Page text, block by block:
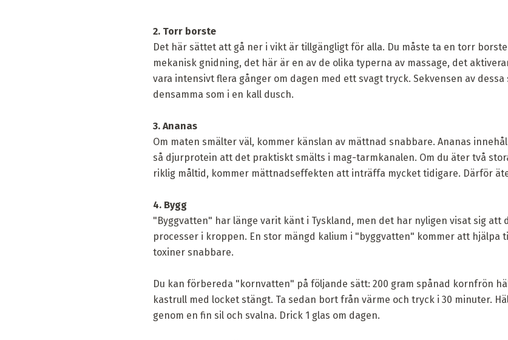
2. Torr borste
Det här sättet att gå ner i vikt är tillgängligt för alla. Du måste ta en torr
mekanisk gnidning, det här är en av de olika typerna av massage, det
vara intensivt flera gånger om dagen med ett svagt tryck. Sekvensen av
densamma som i en kall dusch.
3. Ananas
Om maten smälter väl, kommer känslan av mättnad snabbare. Ananas
så djurprotein att det praktiskt smälts i mag-tarmkanalen. Om du äter två
riklig måltid, kommer mättnadseffekten att inträffa mycket tidigare. Därför
4. Bygg
"Byggvatten" har länge varit känt i Tyskland, men det har nyligen visat sig att
processer i kroppen. En stor mängd kalium i "byggvatten" kommer att hjälpa
toxiner snabbare.
Du kan förbereda "kornvatten" på följande sätt: 200 gram spånad kornfrön
kastrull med locket stängt. Ta sedan bort från värme och tryck i 30 minuter.
genom en fin sil och svalna. Drick 1 glas om dagen.